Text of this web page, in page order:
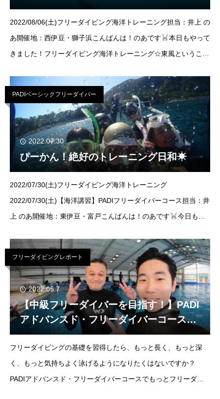
2022/08/06(土)フリーダイビング海洋トレーニング担当：井上 の
あ開催地：西伊豆・獅子浜こんばんは！のあです
本日もやって
きました！フリーダイビング海洋トレーニング☆東風ということ
ることもで
PADIベーシックフリーダイバー
2022.07.30
ぴーかん！絶好のトレーニング日和☀
2022/07/30(土)フリーダイビング海洋トレーニング
2022/07/30(土)【海洋講習】PADIフリーダイバーコース担当：井
上 のあ開催地：東伊豆・富戸こんばんは！のあです
今日もと
に行きたくな
フリーダイビングレポート
2022.05.7
【中級フリーダイバーを目指す！】PADI
アドバンスド・フリーダイバーコース開
催！
フリーダイビングの基礎を習得したら、もっと長く、もっと深
く、もっと気持ちよく泳げるようになりたくはないですか？
PADIアドバンスド・フリーダイバーコースでもっとフリーダイ